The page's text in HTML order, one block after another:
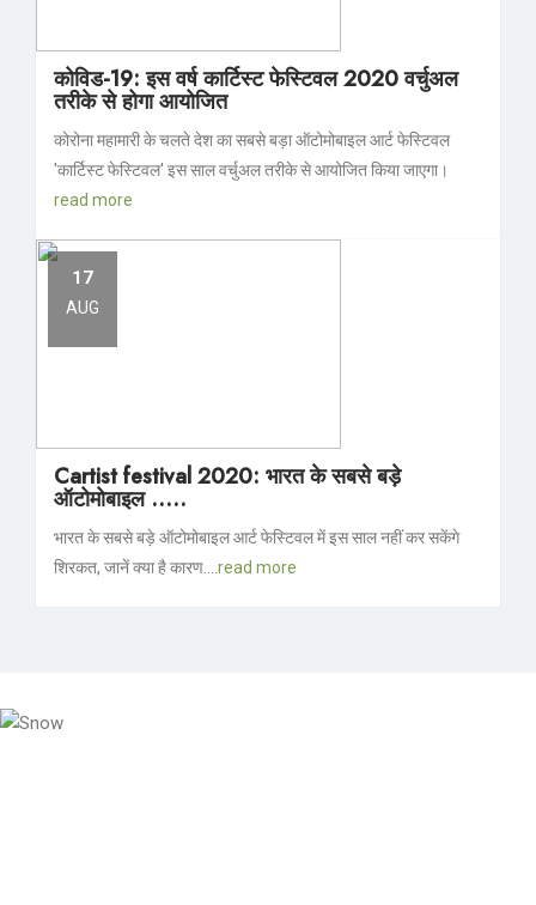
कोविड-19: इस वर्ष कार्टिस्ट फेस्टिवल 2020 वर्चुअल
तरीके से होगा आयोजित
कोरोना महामारी के चलते देश का सबसे बड़ा ऑटोमोबाइल आर्ट फेस्टिवल
'कार्टिस्ट फेस्टिवल' इस साल वर्चुअल तरीके से आयोजित किया जाएगा।
read more
17
AUG
Cartist festival 2020: भारत के सबसे बड़े
ऑटोमोबाइल .....
भारत के सबसे बड़े ऑटोमोबाइल आर्ट फेस्टिवल में इस साल नहीं कर सकेंगे
शिरकत, जानें क्या है कारण.... read more